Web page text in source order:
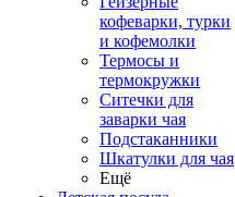
кофеварки, турки
и кофемолки
Термосы и
термокружки
Ситечки для
заварки чая
Подстаканники
Шкатулки для чая
Ещё